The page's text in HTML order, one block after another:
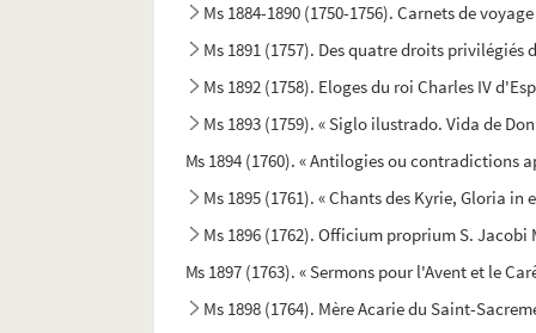
Ms 1884-1890 (1750-1756). Carnets de
Ms 1891 (1757). Des quatre droits
Ms 1892 (1758). Eloges du roi Charles IV
Ms 1893 (1759). « Siglo ilustrado. Vida de
Ms 1894 (1760). « Antilogies ou contradictions
Ms 1895 (1761). « Chants des Kyrie, Gloria
Ms 1896 (1762). Officium proprium S.
Ms 1897 (1763). « Sermons pour l'Avent et le
Ms 1898 (1764). Mère Acarie du Saint-